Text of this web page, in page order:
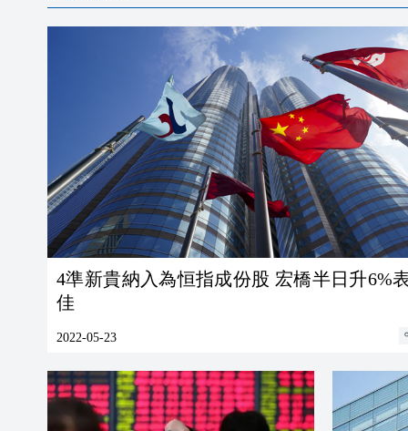
4準新貴納入為恒指成份股 宏橋半日升6%
佳
2022-05-23